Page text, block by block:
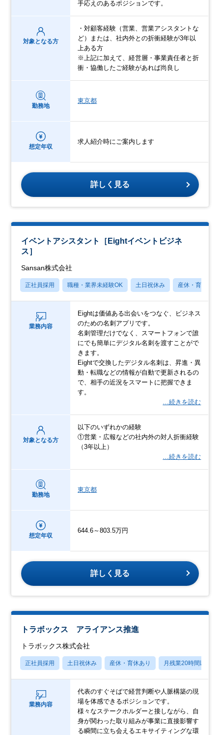
手応えのあるポジションです。
対象となる方
・対顧客経験（営業、営業アシスタントな
ど）または、社内外との折衝経験が3年以
上ある方
※上記に加えて、経営層・事業責任者と折
衝・協働したご経験があれば尚良し
勤務地
東京都
想定年収
求人紹介時にご案内します
詳しく見る
イベントアシスタント［Eightイベントビジネ
ス］
Sansan株式会社
正社員採用 職種・業界未経験OK 土日祝休み 産休・育休あり
業務内容
Eightは価値ある出会いをつなぐ、ビジネス
のための名刺アプリです。
名刺管理だけでなく、スマートフォンで誰
にでも簡単にデジタル名刺を渡すことがで
きます。
Eightで交換したデジタル名刺は、昇進・異
動・転職などの情報が自動で更新されるの
で、相手の近況をスマートに把握できま
す。
…続きを読む
対象となる方
以下のいずれかの経験
①営業・広報などの社内外の対人折衝経験
（3年以上）
…続きを読む
勤務地
東京都
想定年収
644.6～803.5万円
詳しく見る
トラボックス アライアンス推進
トラボックス株式会社
正社員採用 土日祝休み 産休・育休あり 月残業20時間以内
業務内容
代表のすぐそばで経営判断や人脈構築の現
場を体感できるポジションです。
様々なステークホルダーと接しながら、自
身が関わった取り組みが事業に直接影響す
る瞬間に立ち会えるエキサイティングな環